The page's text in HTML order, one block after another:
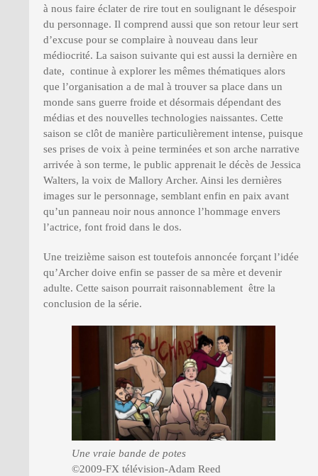
à nous faire éclater de rire tout en soulignant le désespoir
du personnage. Il comprend aussi que son retour leur sert
d’excuse pour se complaire à nouveau dans leur
médiocrité. La saison suivante qui est aussi la dernière en
date, continue à explorer les mêmes thématiques alors
que l’organisation a de mal à trouver sa place dans un
monde sans guerre froide et désormais dépendant des
médias et des nouvelles technologies naissantes. Cette
saison se clôt de manière particulièrement intense, puisque
ses prises de voix à peine terminées et son arche narrative
arrivée à son terme, le public apprenait le décès de Jessica
Walters, la voix de Mallory Archer. Ainsi les dernières
images sur le personnage, semblant enfin en paix avant
qu’un panneau noir nous annonce l’hommage envers
l’actrice, font froid dans le dos.
Une treizième saison est toutefois annoncée forçant l’idée
qu’Archer doive enfin se passer de sa mère et devenir
adulte. Cette saison pourrait raisonnablement être la
conclusion de la série.
Une vraie bande de potes
©2009-FX télévision-Adam Reed